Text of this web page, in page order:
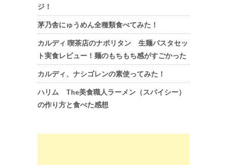
ジ！
茅乃舎にゅうめん全種類食べてみた！
カルディ 喫茶店のナポリタン 生麺パスタセッ
ト実食レビュー！麺のもちもち感がすごかった
カルディ、ナシゴレンの素使ってみた！
ハリム The美食職人ラーメン（スパイシー）
の作り方と食べた感想